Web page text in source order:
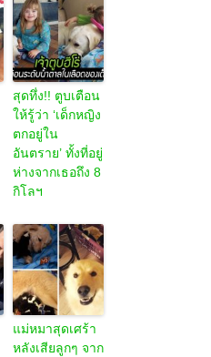
สุดทึ่ง!! ตูบเตือน
ให้รู้ว่า ‘เด็กหญิง
ตกอยู่ใน
อันตราย’ ทั้งที่อยู่
ห่างจากเธอถึง 8
กิโลฯ
แม่หมาสุดเศร้า
หลังเสียลูกๆ จาก